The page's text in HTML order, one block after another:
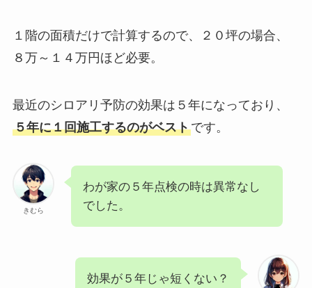
１階の面積だけで計算するので、２０坪の場合、
８万～１４万円ほど必要。
最近のシロアリ予防の効果は５年になっており、
５年に１回施工するのがベストです。
きむら
わが家の５年点検の時は異常なし
でした。
効果が５年じゃ短くない？